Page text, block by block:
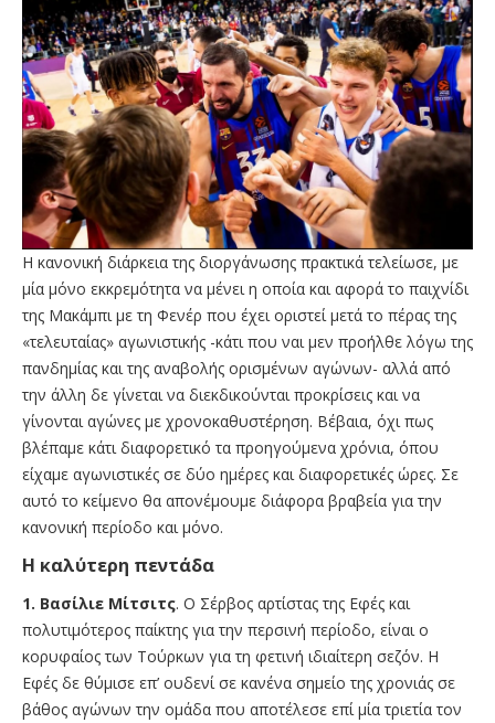
Η κανονική διάρκεια της διοργάνωσης πρακτικά τελείωσε, με
μία μόνο εκκρεμότητα να μένει η οποία και αφορά το παιχνίδι
της Μακάμπι με τη Φενέρ που έχει οριστεί μετά το πέρας της
«τελευταίας» αγωνιστικής -κάτι που ναι μεν προήλθε λόγω της
πανδημίας και της αναβολής ορισμένων αγώνων- αλλά από
την άλλη δε γίνεται να διεκδικούνται προκρίσεις και να
γίνονται αγώνες με χρονοκαθυστέρηση. Βέβαια, όχι πως
βλέπαμε κάτι διαφορετικό τα προηγούμενα χρόνια, όπου
είχαμε αγωνιστικές σε δύο ημέρες και διαφορετικές ώρες. Σε
αυτό το κείμενο θα απονέμουμε διάφορα βραβεία για την
κανονική περίοδο και μόνο.
Η καλύτερη πεντάδα
1. Βασίλιε Μίτσιτς. Ο Σέρβος αρτίστας της Εφές και
πολυτιμότερος παίκτης για την περσινή περίοδο, είναι ο
κορυφαίος των Τούρκων για τη φετινή ιδιαίτερη σεζόν. Η
Εφές δε θύμισε επ’ ουδενί σε κανένα σημείο της χρονιάς σε
βάθος αγώνων την ομάδα που αποτέλεσε επί μία τριετία τον